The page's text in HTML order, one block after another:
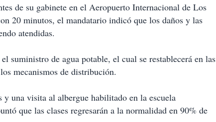
de su gabinete en el Aeropuerto Internacional de Los
20 minutos, el mandatario indicó que los daños y las
atendidas.
suministro de agua potable, el cual se restablecerá en las
mecanismos de distribución.
una visita al albergue habilitado en la escuela
que las clases regresarán a la normalidad en 90% de